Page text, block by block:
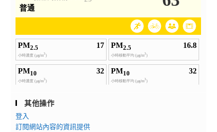
其他操作
登入
訂閱網站內容的資訊提供